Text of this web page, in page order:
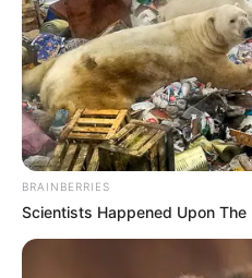
BRAINBERRIES
Scientists Happened Upon